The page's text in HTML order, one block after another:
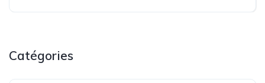
Catégories